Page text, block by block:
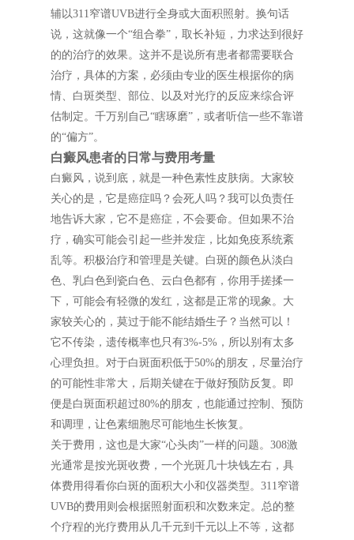
辅以311窄谱UVB进行全身或大面积照射。换句话
说，这就像一个“组合拳”，取长补短，力求达到很好
的的治疗的效果。这并不是说所有患者都需要联合
治疗，具体的方案，必须由专业的医生根据你的病
情、白斑类型、部位、以及对光疗的反应来综合评
估制定。千万别自己“瞎琢磨”，或者听信一些不靠谱
的“偏方”。
白癜风患者的日常与费用考量
白癜风，说到底，就是一种色素性皮肤病。大家较
关心的是，它是癌症吗？会死人吗？我可以负责任
地告诉大家，它不是癌症，不会要命。但如果不治
疗，确实可能会引起一些并发症，比如免疫系统紊
乱等。积极治疗和管理是关键。白斑的颜色从淡白
色、乳白色到瓷白色、云白色都有，你用手搓揉一
下，可能会有轻微的发红，这都是正常的现象。大
家较关心的，莫过于能不能结婚生子？当然可以！
它不传染，遗传概率也只有3%-5%，所以别有太多
心理负担。对于白斑面积低于50%的朋友，尽量治疗
的可能性非常大，后期关键在于做好预防反复。即
便是白斑面积超过80%的朋友，也能通过控制、预防
和调理，让色素细胞尽可能地生长恢复。
关于费用，这也是大家“心头肉”一样的问题。308激
光通常是按光斑收费，一个光斑几十块钱左右，具
体费用得看你白斑的面积大小和仪器类型。311窄谱
UVB的费用则会根据照射面积和次数来定。总的整
个疗程的光疗费用从几千元到千元以上不等，这都